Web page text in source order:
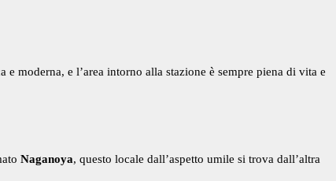
moderna, e l’area intorno alla stazione è sempre piena di vita e
Naganoya, questo locale dall’aspetto umile si trova dall’altra